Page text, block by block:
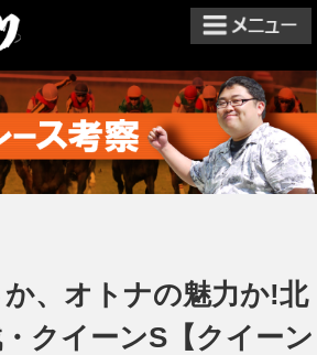
、オトナの魅力か!北
クイーンS【クイーン